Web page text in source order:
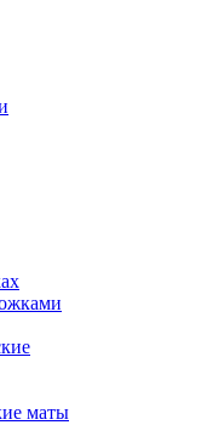
маты